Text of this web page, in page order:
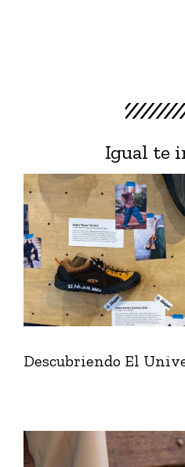
Igual te
Descubriendo El